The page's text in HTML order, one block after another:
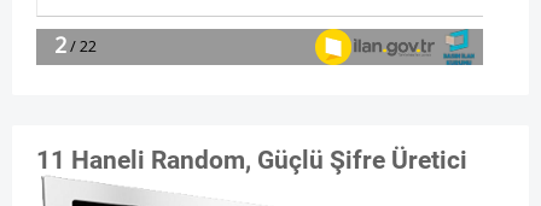
11 Haneli Random, Güçlü Şifre Üretici